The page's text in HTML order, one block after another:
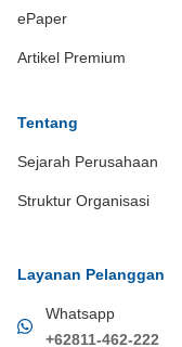
ePaper
Artikel Premium
Tentang
Sejarah Perusahaan
Struktur Organisasi
Layanan Pelanggan
Whatsapp
+62811-462-222